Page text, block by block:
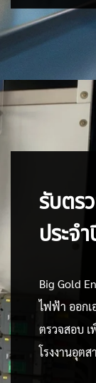
รับตร
ประจ
Big Gold
ไฟฟ้า ออกเ
ตรวจสอบ
โรงงานอุต